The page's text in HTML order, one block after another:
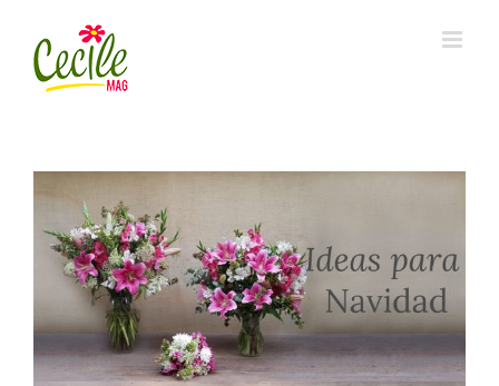
content
Larger